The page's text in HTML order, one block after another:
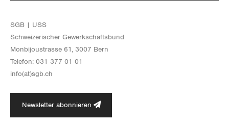
SGB | USS
Schwei­ze­ri­scher Ge­werk­schafts­bund
Mon­bi­joustras­se 61, 3007 Bern
Te­le­fon: 031 377 01 01
info(at)​sgb.​ch
Newsletter abonnieren